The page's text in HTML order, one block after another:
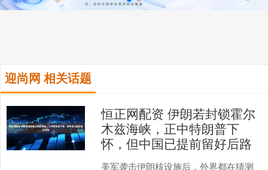
迎尚网 相关话题
恒正网配资 伊朗若封锁霍尔
木兹海峡，正中特朗普下
怀，但中国已提前留好后路
美军袭击伊朗核设施后，外界都在猜测